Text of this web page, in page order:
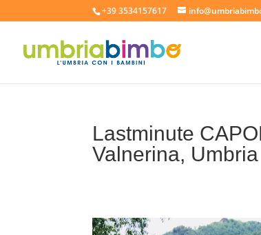
+39 3534157617
Lastminute
Valnerina, Umbria